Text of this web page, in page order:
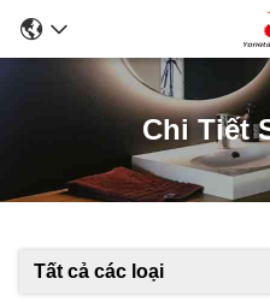
Chi Tiết
Tất cả các loại